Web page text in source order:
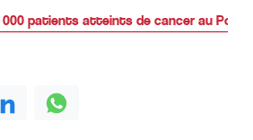
000 patients atteints de cancer au